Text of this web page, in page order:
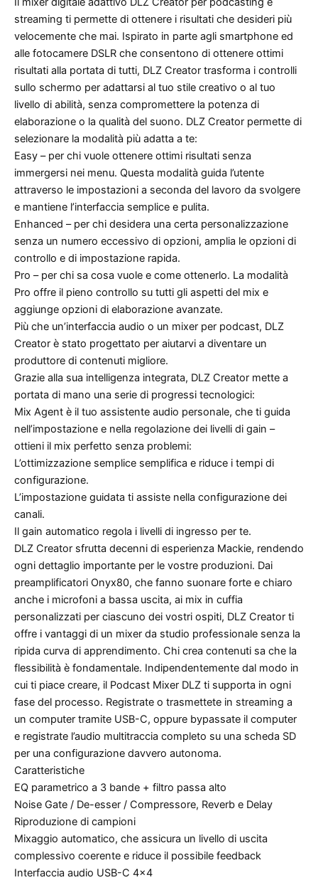
streaming ti permette di ottenere i risultati che desideri più
velocemente che mai. Ispirato in parte agli smartphone ed
alle fotocamere DSLR che consentono di ottenere ottimi
risultati alla portata di tutti, DLZ Creator trasforma i controlli
sullo schermo per adattarsi al tuo stile creativo o al tuo
livello di abilità, senza compromettere la potenza di
elaborazione o la qualità del suono. DLZ Creator permette di
selezionare la modalità più adatta a te:
Easy – per chi vuole ottenere ottimi risultati senza
immergersi nei menu. Questa modalità guida l’utente
attraverso le impostazioni a seconda del lavoro da svolgere
e mantiene l’interfaccia semplice e pulita.
Enhanced – per chi desidera una certa personalizzazione
senza un numero eccessivo di opzioni, amplia le opzioni di
controllo e di impostazione rapida.
Pro – per chi sa cosa vuole e come ottenerlo. La modalità
Pro offre il pieno controllo su tutti gli aspetti del mix e
aggiunge opzioni di elaborazione avanzate.
Più che un’interfaccia audio o un mixer per podcast, DLZ
Creator è stato progettato per aiutarvi a diventare un
produttore di contenuti migliore.
Grazie alla sua intelligenza integrata, DLZ Creator mette a
portata di mano una serie di progressi tecnologici:
Mix Agent è il tuo assistente audio personale, che ti guida
nell’impostazione e nella regolazione dei livelli di gain –
ottieni il mix perfetto senza problemi:
L’ottimizzazione semplice semplifica e riduce i tempi di
configurazione.
L’impostazione guidata ti assiste nella configurazione dei
canali.
Il gain automatico regola i livelli di ingresso per te.
DLZ Creator sfrutta decenni di esperienza Mackie, rendendo
ogni dettaglio importante per le vostre produzioni. Dai
preamplificatori Onyx80, che fanno suonare forte e chiaro
anche i microfoni a bassa uscita, ai mix in cuffia
personalizzati per ciascuno dei vostri ospiti, DLZ Creator ti
offre i vantaggi di un mixer da studio professionale senza la
ripida curva di apprendimento. Chi crea contenuti sa che la
flessibilità è fondamentale. Indipendentemente dal modo in
cui ti piace creare, il Podcast Mixer DLZ ti supporta in ogni
fase del processo. Registrate o trasmettete in streaming a
un computer tramite USB-C, oppure bypassate il computer
e registrate l’audio multitraccia completo su una scheda SD
per una configurazione davvero autonoma.
Caratteristiche
EQ parametrico a 3 bande + filtro passa alto
Noise Gate / De-esser / Compressore, Reverb e Delay
Riproduzione di campioni
Mixaggio automatico, che assicura un livello di uscita
complessivo coerente e riduce il possibile feedback
Interfaccia audio USB-C 4×4